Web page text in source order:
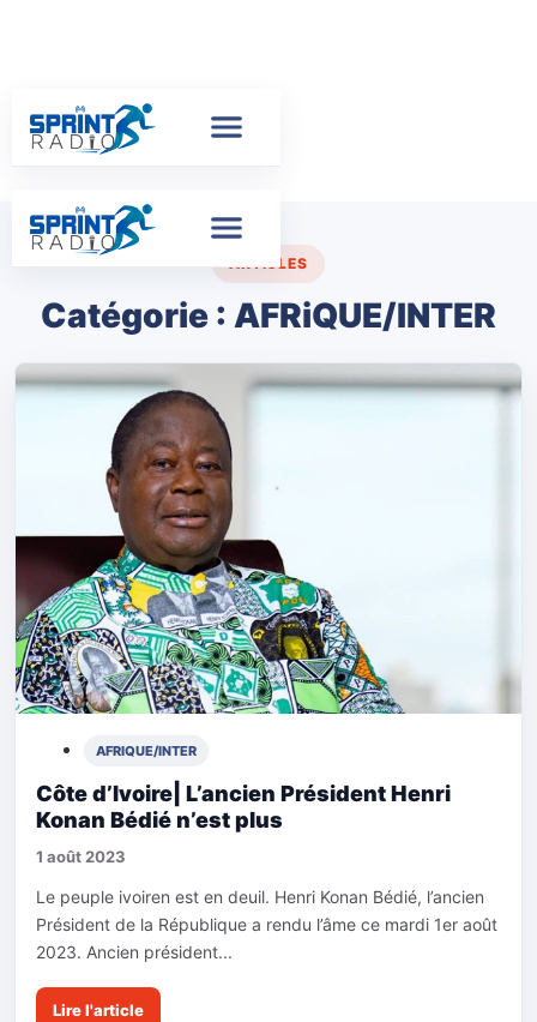
ARTICLES
Catégorie : AFRiQUE/INTER
AFRIQUE/INTER
Côte d’Ivoire| L’ancien Président Henri
Konan Bédié n’est plus
1 août 2023
Le peuple ivoiren est en deuil. Henri Konan Bédié, l’ancien
Président de la République a rendu l’âme ce mardi 1er août
2023. Ancien président...
Lire l'article